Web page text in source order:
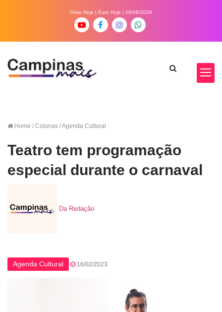
Dólar Hoje | Euro Hoje | 09/08/2026
Home / Colunas / Agenda Cultural
Teatro tem programação
especial durante o carnaval
Da Redação
Agenda Cultural 16/02/2023